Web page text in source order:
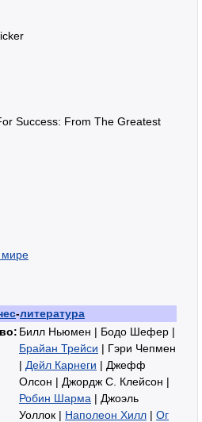
Success: From The Greatest
мире
-литература
Билл Ньюмен | Бодо Шефер |
Брайан Трейси | Гэри Чепмен
| Дейл Карнеги | Джефф
Олсон | Джордж С. Клейсон |
Робин Шарма | Джоэль
Уоллок | Наполеон Хилл | Ог